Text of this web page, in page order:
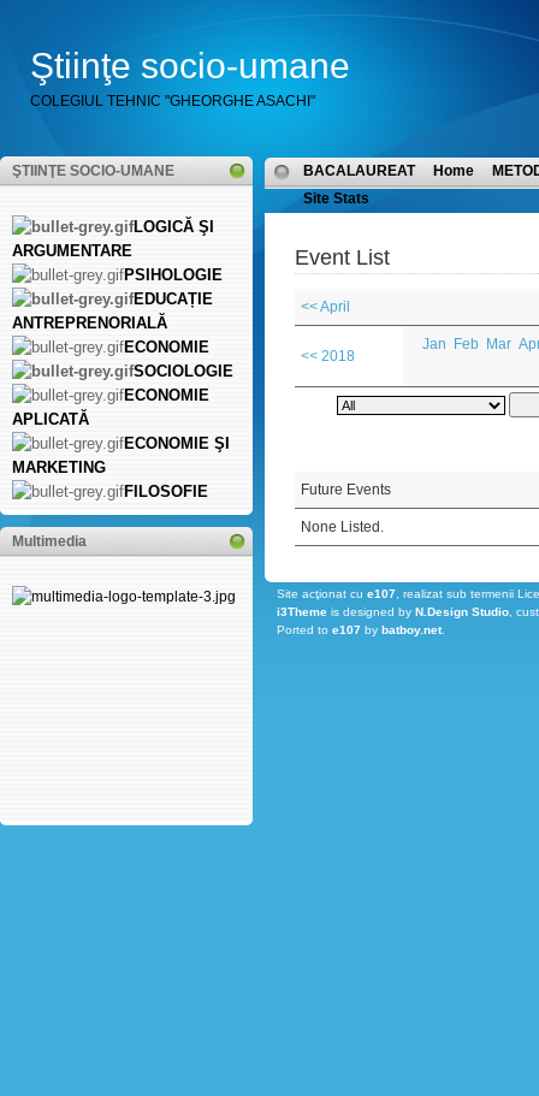
Ştiinţe socio-umane
COLEGIUL TEHNIC "GHEORGHE ASACHI"
ŞTIINŢE SOCIO-UMANE
LOGICĂ ŞI
ARGUMENTARE
PSIHOLOGIE
EDUCAȚIE
ANTREPRENORIALĂ
ECONOMIE
SOCIOLOGIE
ECONOMIE
APLICATĂ
ECONOMIE ŞI
MARKETING
FILOSOFIE
Multimedia
BACALAUREAT Home
Site Stats
Event List
<< April
<< 2018
Jan Feb Mar
Future Events
None Listed.
Site acţionat cu e107 , realizat sub termenii
i3Theme is designed by N.Design Studio ,
Ported to e107 by batboy.net.